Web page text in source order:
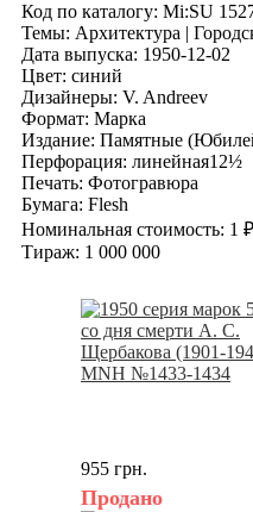
Код по каталогy: Mi:SU
Темы: Архитектура |
Дата выпуска: 1950-12-02
Цвет: синий
Дизайнеры: V. Andreev
Формат: Марка
Издание: Памятные
Перфорация: линейная12½
Печать: Фотогравюра
Бумага: Flesh
Номинальная стоимость: 1
Тираж: 1 000 000
955 грн.
Продано